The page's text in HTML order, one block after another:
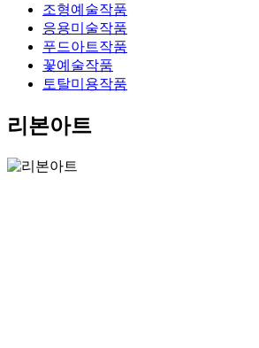
조형예술작품
응용미술작품
푸드아트작품
꽃예술작품
토탈미용작품
리본아트